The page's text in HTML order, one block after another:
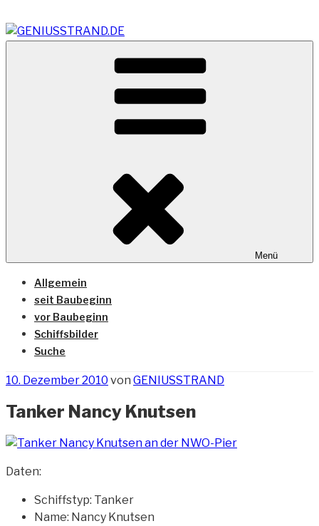
Inhalt
springen
GENIUSSTRAND.DE
Vom Geniusstrand zum JadeWeserPort/Container
Terminal Wilhelmshaven
Menü
Allgemein
seit Baubeginn
vor Baubeginn
Schiffsbilder
Suche
Veröffentlicht
10. Dezember 2010 von GENIUSSTRAND
Tanker Nancy Knutsen
Daten:
Schiffstyp: Tanker
Name: Nancy Knutsen